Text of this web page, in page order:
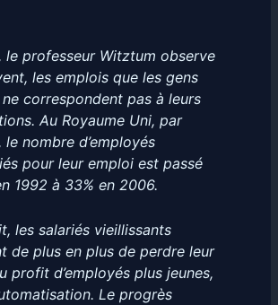
le professeur Witztum observe
les emplois que les gens
correspondent pas à leurs
Au Royaume Uni, par
le nombre d’employés
pour leur emploi est passé
1992 à 33% en 2006.
les salariés vieillissants
de plus en plus de perdre leur
profit d’employés plus jeunes,
Le progrès